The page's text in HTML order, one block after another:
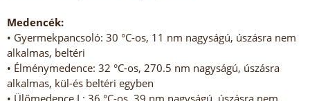
Medencék:
• Gyermekpancsoló: 30 °C-os, 11 nm nagyságú, úszásra nem
alkalmas, beltéri
• Élménymedence: 32 °C-os, 270.5 nm nagyságú, úszásra
alkalmas, kül-és beltéri egyben